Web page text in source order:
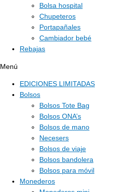
Bolsa hospital
Chupeteros
Portapañales
Cambiador bebé
Rebajas
Menú
EDICIONES LIMITADAS
Bolsos
Bolsos Tote Bag
Bolsos ONA’s
Bolsos de mano
Necesers
Bolsos de viaje
Bolsos bandolera
Bolsos para móvil
Monederos